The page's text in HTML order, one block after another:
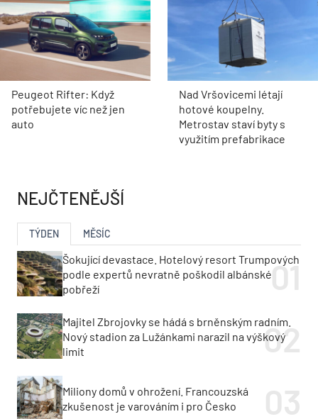
Peugeot Rifter: Když
potřebujete víc než jen
auto
Nad Vršovicemi létají
hotové koupelny.
Metrostav staví byty s
využitím prefabrikace
NEJČTENĚJŠÍ
TÝDEN MĚSÍC
Šokující devastace. Hotelový resort Trumpových
podle expertů nevratně poškodil albánské
pobřeží
Majitel Zbrojovky se hádá s brněnským radním.
Nový stadion za Lužánkami narazil na výškový
limit
Miliony domů v ohrožení. Francouzská
zkušenost je varováním i pro Česko